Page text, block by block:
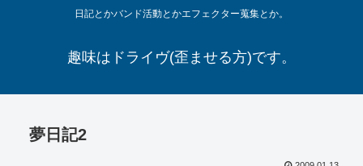
日記とかバンド活動とかエフェクター蒐集とか。
趣味はドライヴ(歪ませる方)です。
夢日記2